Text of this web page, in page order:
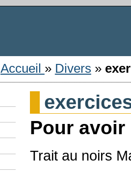
Accueil » Divers »
Pour
Trait au noirs